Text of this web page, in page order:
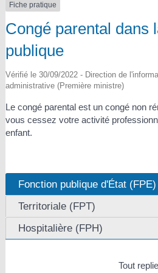
Fiche pratique
Congé parental dans
publique
Vérifié le 30/09/2022 - Direction de
administrative (Première ministre)
Le congé parental est un congé non
vous cessez votre activité
enfant.
Fonction publique d'État (FPE)
Territoriale (FPT)
Hospitalière (FPH)
Tout